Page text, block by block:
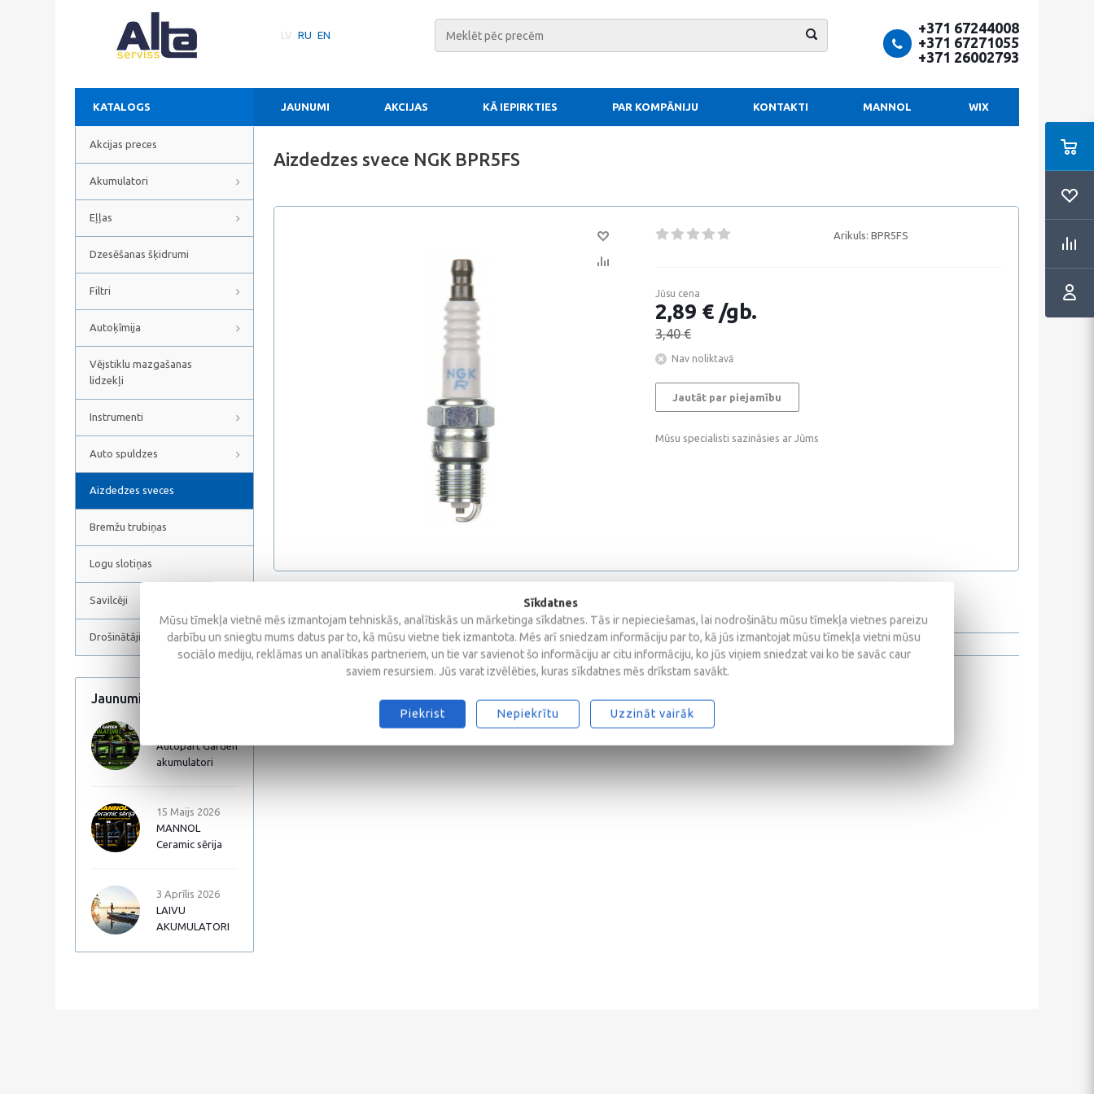
LV RU EN
+371 67244008
+371 67271055
+371 26002793
KATALOGS JAUNUMI AKCIJAS KĀ IEPIRKTIES PAR KOMPĀNIJU KONTAKTI MANNOL WIX
Akcijas preces
Akumulatori
Eļļas
Dzesēšanas šķidrumi
Filtri
Autoķīmija
Vējstiklu mazgašanas
lidzekļi
Instrumenti
Auto spuldzes
Aizdedzes sveces
Bremžu trubiņas
Logu slotiņas
Savilcēji
Drošinātāji
Jaunumi
Autopart Garden
akumulatori
15 Maijs 2026
MANNOL
Ceramic sērija
3 Aprīlis 2026
LAIVU
AKUMULATORI
Aizdedzes svece NGK BPR5FS
Arikuls: BPR5FS
Jūsu cena
2,89 € /gb.
3,40 €
Nav noliktavā
Jautāt par piejamību
Mūsu specialisti sazināsies ar Jūms
Atsauksmes
Sīkdatnes
Mūsu tīmekļa vietnē mēs izmantojam tehniskās, analītiskās un mārketinga sīkdatnes. Tās ir nepieciešamas, lai nodrošinātu mūsu tīmekļa vietnes pareizu
darbību un sniegtu mums datus par to, kā mūsu vietne tiek izmantota. Mēs arī sniedzam informāciju par to, kā jūs izmantojat mūsu tīmekļa vietni mūsu
sociālo mediju, reklāmas un analītikas partneriem, un tie var savienot šo informāciju ar citu informāciju, ko jūs viņiem sniedzat vai ko tie savāc caur
saviem resursiem. Jūs varat izvēlēties, kuras sīkdatnes mēs drīkstam savākt.
Piekrist Nepiekrītu Uzzināt vairāk